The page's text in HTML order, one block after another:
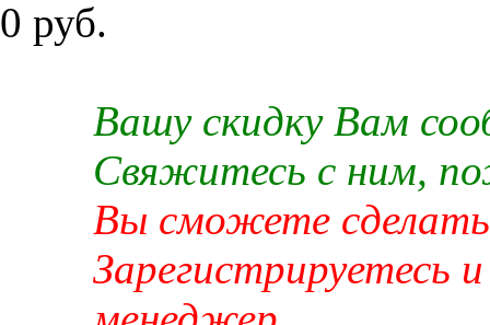
0 руб.
Вашу скидку Вам
Свяжитесь с ним,
Вы сможете сделать
Зарегистрируетесь